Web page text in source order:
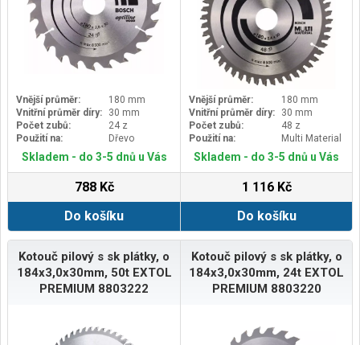
Vnější průměr:
180 mm
Vnitřní průměr díry:
30 mm
Počet zubů:
24 z
Použití na:
Dřevo
Skladem - do 3-5 dnů u Vás
788 Kč
Do košíku
Vnější průměr:
180 mm
Vnitřní průměr díry:
30 mm
Počet zubů:
48 z
Použití na:
Multi Material
Skladem - do 3-5 dnů u Vás
1 116 Kč
Do košíku
Kotouč pilový s sk plátky, o
184x3,0x30mm, 50t EXTOL
PREMIUM 8803222
Kotouč pilový s sk plátky, o
184x3,0x30mm, 24t EXTOL
PREMIUM 8803220